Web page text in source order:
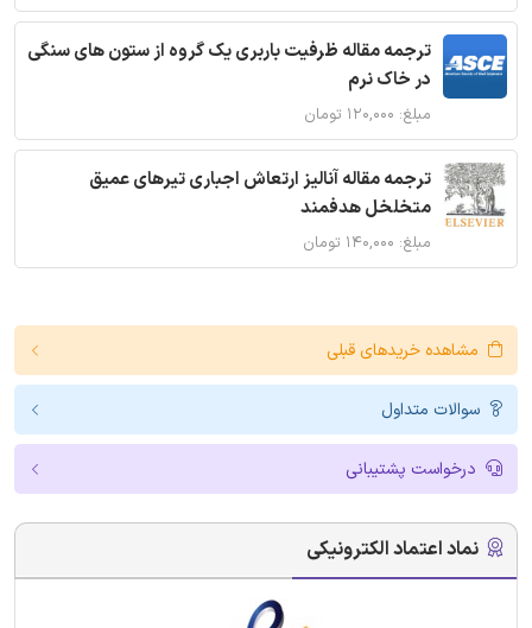
ترجمه مقاله ظرفیت باربری یک گروه از ستون های سنگی
در خاک نرم
مبلغ: ۱۲۰,۰۰۰ تومان
ترجمه مقاله آنالیز ارتعاش اجباری تیرهای عمیق
متخلخل هدفمند
مبلغ: ۱۴۰,۰۰۰ تومان
مشاهده خریدهای قبلی
سوالات متداول
درخواست پشتیبانی
نماد اعتماد الکترونیکی